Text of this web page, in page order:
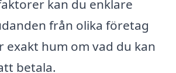
kan du enklare
från olika företag
exakt hum om vad du kan
betala.